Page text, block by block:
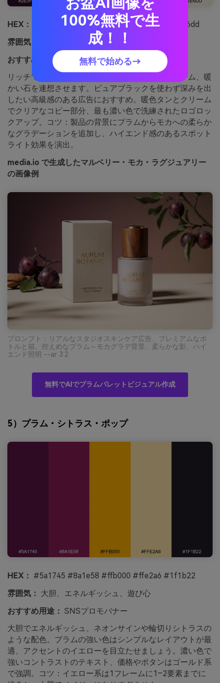
HEX：
#2e0f25 #5b1f46 #8c5a64 #b58a6a #f2e6dd
雰囲気：
濃密、暖かい、プレミアム
おすすめ用途：
プレミアムスキンケア製品広告
リッチでシルキー、マルベリージャムやモカクリーム、暖
かい石を連想させます。ピュアブラックを使わず深みを出
したい高級感のある広告におすすめ。暖色タンとクリーム
でクリアなコピー部分、最も濃い色で洗練されたロゴロッ
クアップ。コツ：製品の背景にプラムからモカへの柔らか
なグラデーションを追加し、ハイエンド感のあるスポット
ライト効果を演出。
media.io で生成したマルベリー・モカ・ラグジュアリー
の画像例
プロンプト：リアルなスタジオスキンケア広告、プレミアムなボ
トルと箱、控えめなプラム～モカグラデ背景、柔らかな影、ハイ
エンド照明 --ar 3:2
無料でAIでプラムパレットビジュアル作成
5）プラム・シトラス・ポップ
HEX： #5a1745 #8a1e58 #ffb000 #ffe2a6 #1f1b22
雰囲気： 大胆、エネルギッシュ、遊び心
おすすめ用途： SNSプロモバナー
大胆でエネルギッシュ、ネオンサインや輪切りシトラスの
ような配色。プラムの強い色はシンプルなレイアウトが最
適、アクセントのイエローを目立たせましょう。濃い色で
強いコントラストのテキスト、価格やボタンはゴールド系
で強調。コツ：イエロー系は1フレームに1–2要素までに
100%無料で生
成！！
無料で始める→